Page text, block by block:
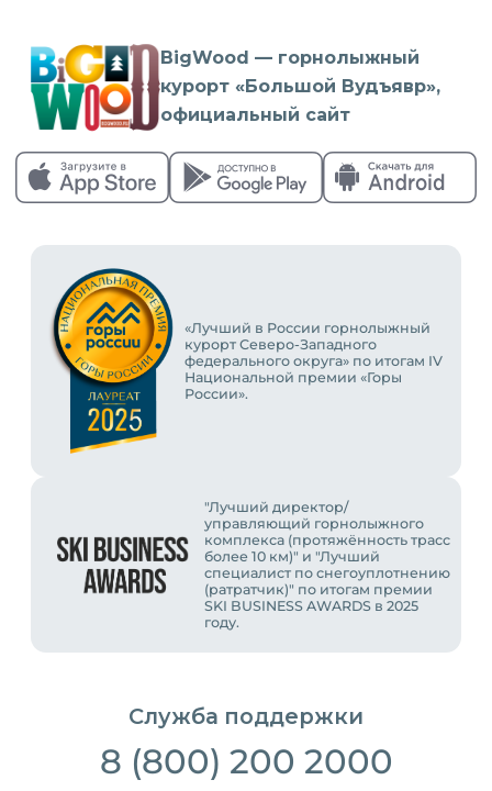
BigWood — горнолыжный
курорт «Большой Вудъявр»,
официальный сайт
«Лучший в России горнолыжный
курорт Северо-Западного
федерального округа» по итогам IV
Национальной премии «Горы
России».
"Лучший директор/
управляющий горнолыжного
комплекса (протяжённость трасс
более 10 км)" и "Лучший
специалист по снегоуплотнению
(ратратчик)" по итогам премии
SKI BUSINESS AWARDS в 2025
году.
Служба поддержки
8 (800) 200 2000